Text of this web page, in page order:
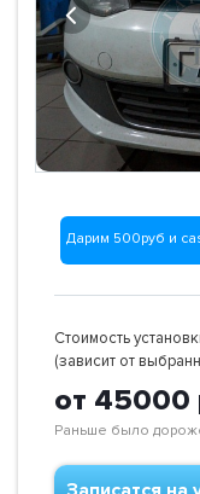
Previous
Дарим 500руб и
Стоимость
(зависит от
от 45000
Раньше было